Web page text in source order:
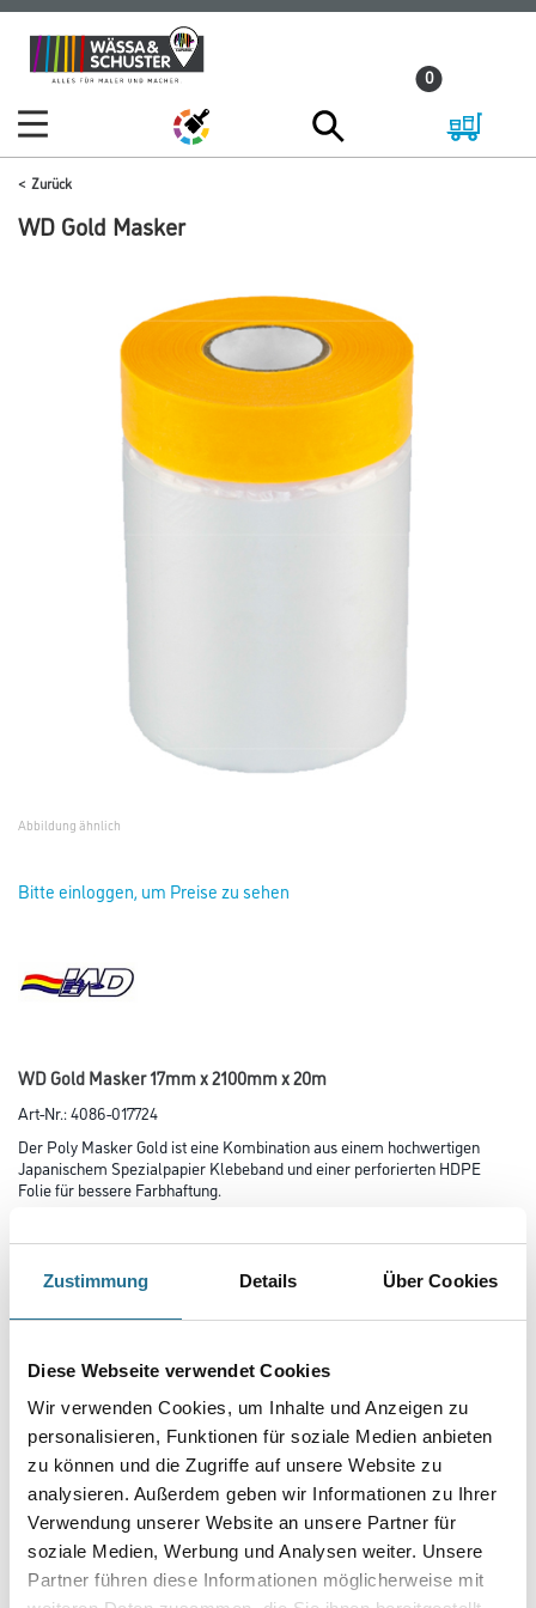
Zustimmung Details Über Cookies
Diese Webseite verwendet Cookies
Wir verwenden Cookies, um Inhalte und Anzeigen zu
personalisieren, Funktionen für soziale Medien anbieten
zu können und die Zugriffe auf unsere Website zu
analysieren. Außerdem geben wir Informationen zu Ihrer
Verwendung unserer Website an unsere Partner für
soziale Medien, Werbung und Analysen weiter. Unsere
Partner führen diese Informationen möglicherweise mit
Zum
Inhalt
Zum
Navigationsmenü
0
Zurück
WD Gold Masker
Abbildung ähnlich
Bitte einloggen, um Preise zu sehen
WD Gold Masker 17mm x 2100mm x 20m
Art-Nr.:4086-017724
Der Poly Masker Gold ist eine Kombination aus einem hochwertigen
Japanischem Spezialpapier Klebeband und einer perforierten HDPE
Folie für bessere Farbhaftung.
Farbtonbezeichnung
Breite in millimeter
Höhe in millimeter